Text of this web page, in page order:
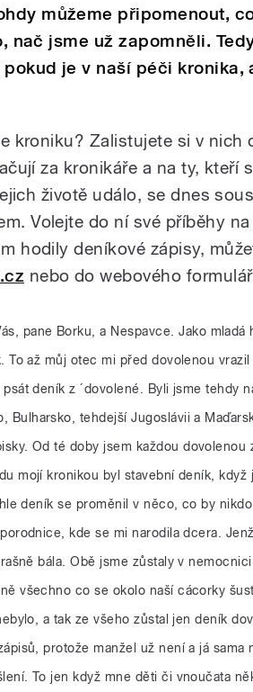
můžeme připomenout,
nač jsme už zapomněli.
je v naší péči kronika,
kroniku? Zalistujete si v nich
za kronikáře a na ty, kteří
životě událo, se dnes
Volejte do ní své příběhy
hodily deníkové zápisy,
nebo do webového
pane Borku, a Nespavce. Jako mladá
To až můj otec mi před dovolenou
deník z ´dovolené. Byli jsme tehdy
Bulharsko, tehdejší Jugoslávii a
Od té doby jsem každou dovolenou
mojí kronikou byl stavební deník, když
deník se proměnil v něco, co by
kde se mi narodila dcera.
bála. Obě jsme zůstaly v
všechno co se okolo naší cácorky
a tak ze všeho zůstal jen deník
protože manžel už není a já sama
To jen když mne děti či vnoučata